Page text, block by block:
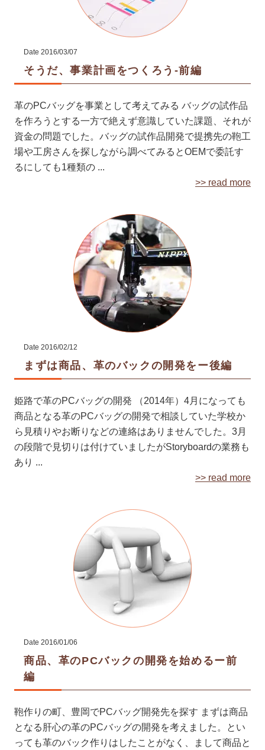
Date 2016/03/07
そうだ、事業計画をつくろう-前編
革のPCバッグを事業として考えてみる バッグの試作品
を作ろうとする一方で絶えず意識していた課題、それが
資金の問題でした。バッグの試作品開発で提携先の鞄工
場や工房さんを探しながら調べてみるとOEMで委託す
るにしても1種類の ...
>> read more
Date 2016/02/12
まずは商品、革のバックの開発をー後編
姫路で革のPCバッグの開発 （2014年）4月になっても
商品となる革のPCバッグの開発で相談していた学校か
ら見積りやお断りなどの連絡はありませんでした。3月
の段階で見切りは付けていましたがStoryboardの業務も
あり ...
>> read more
Date 2016/01/06
商品、革のPCバックの開発を始めるー前
編
鞄作りの町、豊岡でPCバッグ開発先を探す まずは商品
となる肝心の革のPCバッグの開発を考えました。とい
っても革のバック作りはしたことがなく、まして商品と